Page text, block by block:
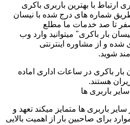
ارتباط با بهترین باربری باکری
طریق شماره های درج شده با نیسان
تا صد خدمات ما مطلع
بار باکری" میتوانید وارد وب
و از مشاوره اینترنتی
شوید.
باکری در ساعات اداری اماده
هستند.
باربری ها
سایر باربری ها متمایز میکند تعهد و
برای صاحبین بار از اهمیت بالایی